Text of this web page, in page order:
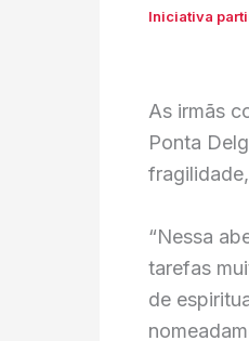
Iniciativa
As irmãs
Ponta
“Nessa
tarefas
de